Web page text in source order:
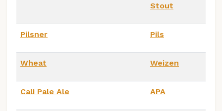
Stout
Pilsner Pils
Wheat Weizen
Cali Pale Ale APA